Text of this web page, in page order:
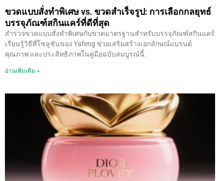
ขวดแบบสั่งทำพิเศษ vs. ขวดสำเร็จรูป: การเลือกกลยุทธ์
บรรจุภัณฑ์สกินแคร์ที่ดีที่สุด
สำรวจขวดแบบสั่งทำพิเศษกับขวดมาตรฐานสำหรับบรรจุภัณฑ์สกินแคร์
เรียนรู้วิธีที่โซลูชันของ Yafeng ช่วยเสริมสร้างเอกลักษณ์แบรนด์
คุณภาพ และประสิทธิภาพในคู่มือฉบับสมบูรณ์นี้.
อ่านเพิ่มเติม »